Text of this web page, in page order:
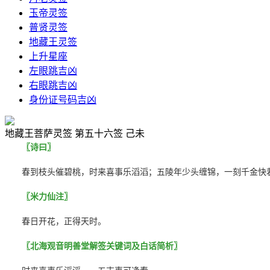
玉帝灵签
普贤灵签
地藏王灵签
上升星座
左眼跳吉凶
右眼跳吉凶
身份证号码吉凶
地藏王菩萨灵签 第五十六签 己未
〖诗曰〗
春到枝头催碧桃，时来喜事乐滔滔；五陵年少头缠锦，一刻千金快
〖米力仙注〗
春日开花，正得天时。
〖北海观音明善堂解签关键词及白话简析〗